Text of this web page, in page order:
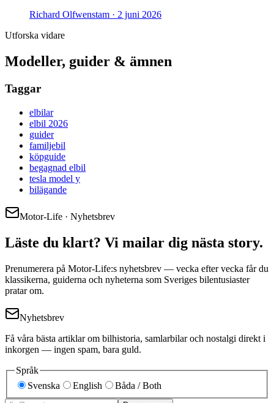
Richard Olfwenstam · 2 juni 2026
Utforska vidare
Modeller, guider & ämnen
Taggar
elbilar
elbil 2026
guider
familjebil
köpguide
begagnad elbil
tesla model y
bilägande
Motor-Life · Nyhetsbrev
Läste du klart? Vi mailar dig nästa story.
Prenumerera på Motor-Life:s nyhetsbrev — vecka efter vecka får du
klassikerna, guiderna och nyheterna som Sveriges bilentusiaster
pratar om.
Nyhetsbrev
Få våra bästa artiklar om bilhistoria, samlarbilar och nostalgi direkt i
inkorgen — ingen spam, bara guld.
Språk
Svenska
English Båda / Both